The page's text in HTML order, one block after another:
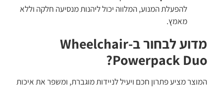
להפעלת המנוע, המלווה יכול ליהנות מנסיעה חלקה וללא
מאמץ.
מדוע לבחור ב-Wheelchair
Powerpack Duo?
המוצר מציע פתרון חכם ויעיל לניידות מוגברת, ומשפר את איכות